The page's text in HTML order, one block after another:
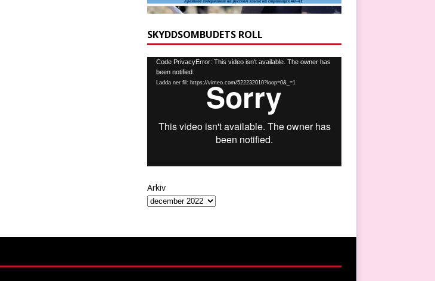
SKYDDSOMBUDETS ROLL
Videospelare
Code PrivacyError: This video isn't available. The owner has
been notified.
Ladda ner fil: https://vimeo.com/522232010?loop=0&_=1
Arkiv